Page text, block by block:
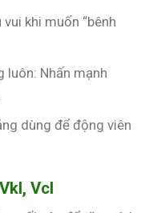
khi muốn “bênh
luôn: Nhấn mạnh
dùng để động viên
Vcl